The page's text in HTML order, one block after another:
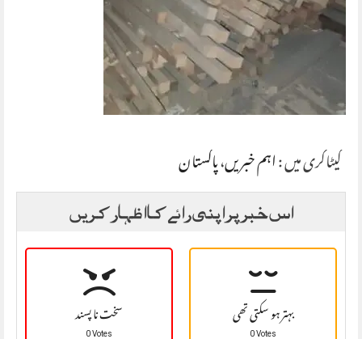
کیٹاگری میں :اہم خبریں،پاکستان
اس خبر پر اپنی رائے کا اظہار کریں
سخت نا پسند
0 Votes بہتر ہو سکتی تھی
0 Votes